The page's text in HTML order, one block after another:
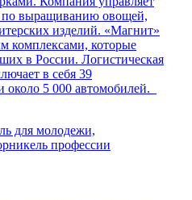
по выращиванию овощей,
изделий. «Магнит»
комплексами, которые
в России. Логистическая
в себя 39
около 5 000 автомобилей.